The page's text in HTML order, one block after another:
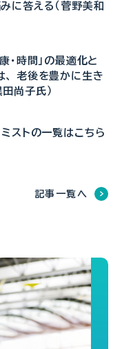
に答える（菅野美和
康・時間」の最適化と
、 老後を豊かに生き
尚子氏）
ストの一覧はこちら
記事一覧へ